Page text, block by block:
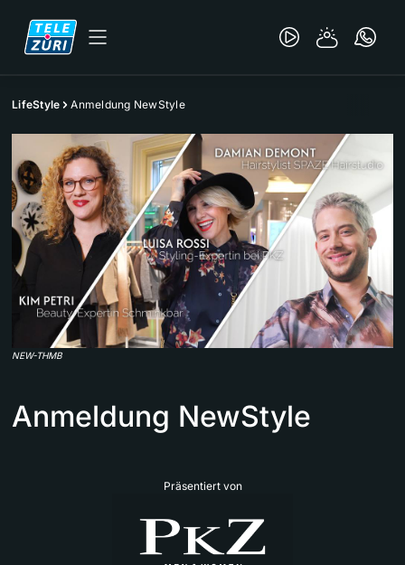
LifeStyle Anmeldung NewStyle
NEW-THMB
Anmeldung NewStyle
Präsentiert von